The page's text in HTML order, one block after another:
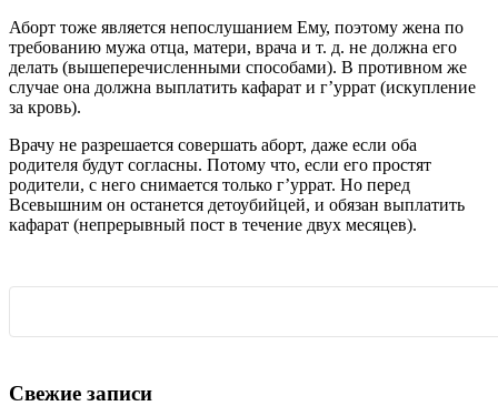
Аборт тоже является непослушанием Ему, поэтому жена по
требованию мужа отца, матери, врача и т. д. не должна его
делать (вышеперечисленными способами). В противном же
случае она должна выплатить кафарат и г’уррат (искупление
за кровь).
Врачу не разрешается совершать аборт, даже если оба
родителя будут согласны. Потому что, если его простят
родители, с него снимается только г’уррат. Но перед
Всевышним он останется детоубийцей, и обязан выплатить
кафарат (непрерывный пост в течение двух месяцев).
Свежие записи